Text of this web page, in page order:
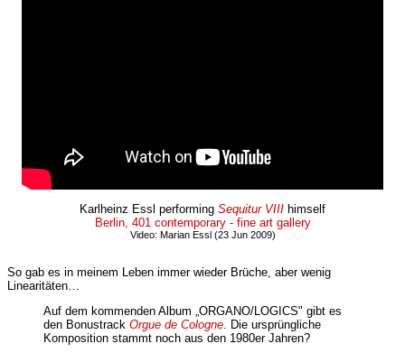
Karlheinz Essl performing Sequitur VIII himself
Berlin, 401 contemporary - fine art gallery
Video: Marian Essl (23 Jun 2009)
So gab es in meinem Leben immer wieder Brüche, aber wenig
Linearitäten…
Auf dem kommenden Album „ORGANO/LOGICS" gibt es
den Bonustrack Orgue de Cologne. Die ursprüngliche
Komposition stammt noch aus den 1980er Jahren?